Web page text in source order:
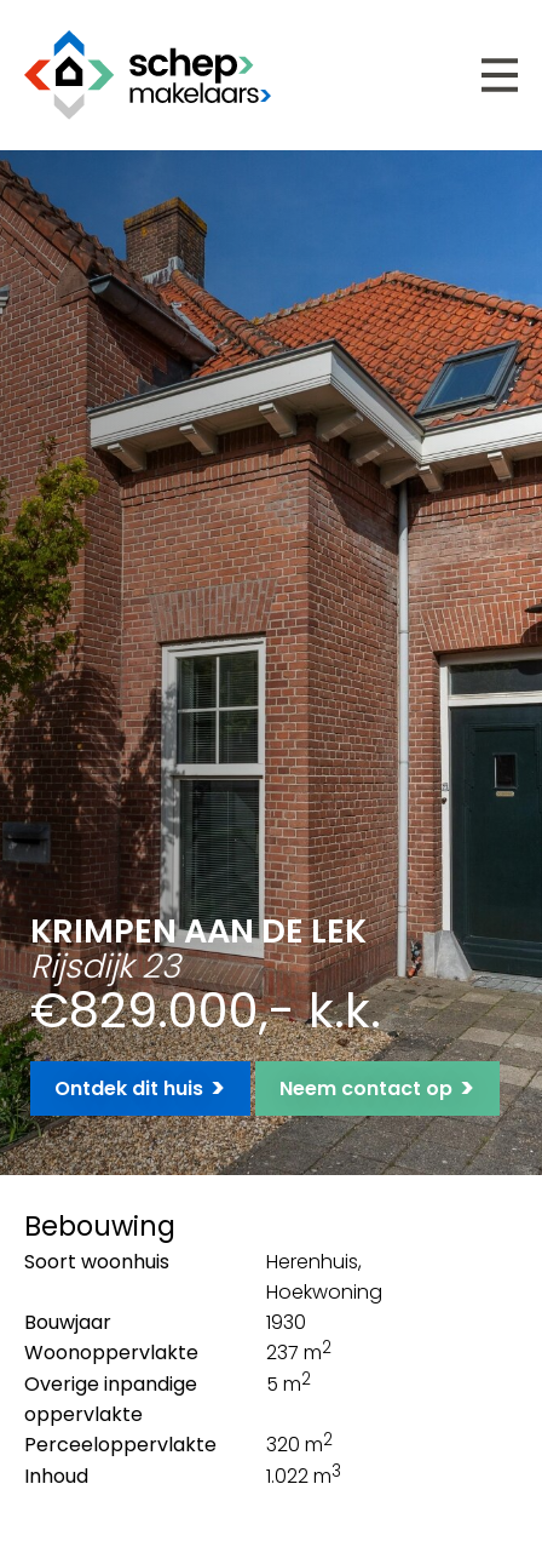
KRIMPEN AAN DE LEK
Rijsdijk 23
€829.000,- k.k.
Ontdek dit huis > Neem contact op >
Bebouwing
Soort woonhuis
Herenhuis,
Hoekwoning
Bouwjaar
1930
Woonoppervlakte
237 m2
Overige inpandige
oppervlakte
5 m2
Perceeloppervlakte 320 m2
Inhoud 1.022 m3